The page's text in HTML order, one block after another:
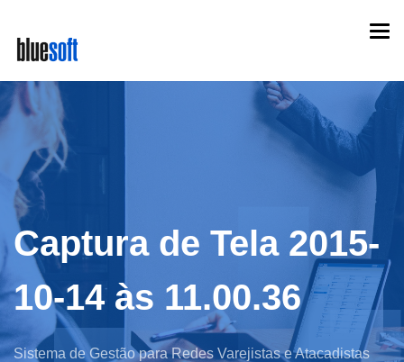
main
content
Captura de Tela 2015-
10-14 às 11.00.36
Sistema de Gestão para Redes Varejistas e Atacadistas